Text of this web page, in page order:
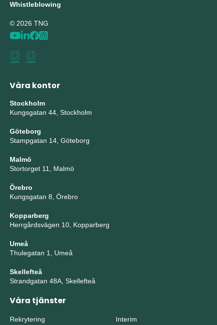
Whistleblowing
© 2026 TNG
Våra kontor
Stockholm
Kungsgatan 44, Stockholm
Göteborg
Stampgatan 14, Göteborg
Malmö
Stortorget 11, Malmö
Örebro
Kungsgatan 8, Örebro
Kopparberg
Herrgårdsvägen 10, Kopparberg
Umeå
Thulegatan 1, Umeå
Skellefteå
Strandgatan 48A, Skellefteå
Våra tjänster
Rekrytering
Interim